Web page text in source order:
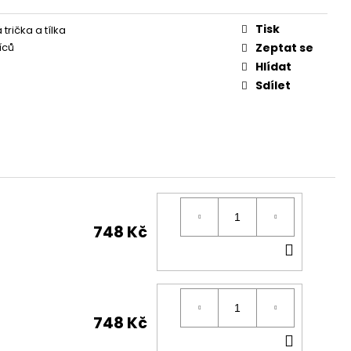
trička a tílka
Tisk
Zeptat se
Hlídat
Sdílet
748 Kč
748 Kč